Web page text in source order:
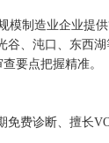
制造业企业提
、沌口、东西
要点把握精准。
费诊断、擅长